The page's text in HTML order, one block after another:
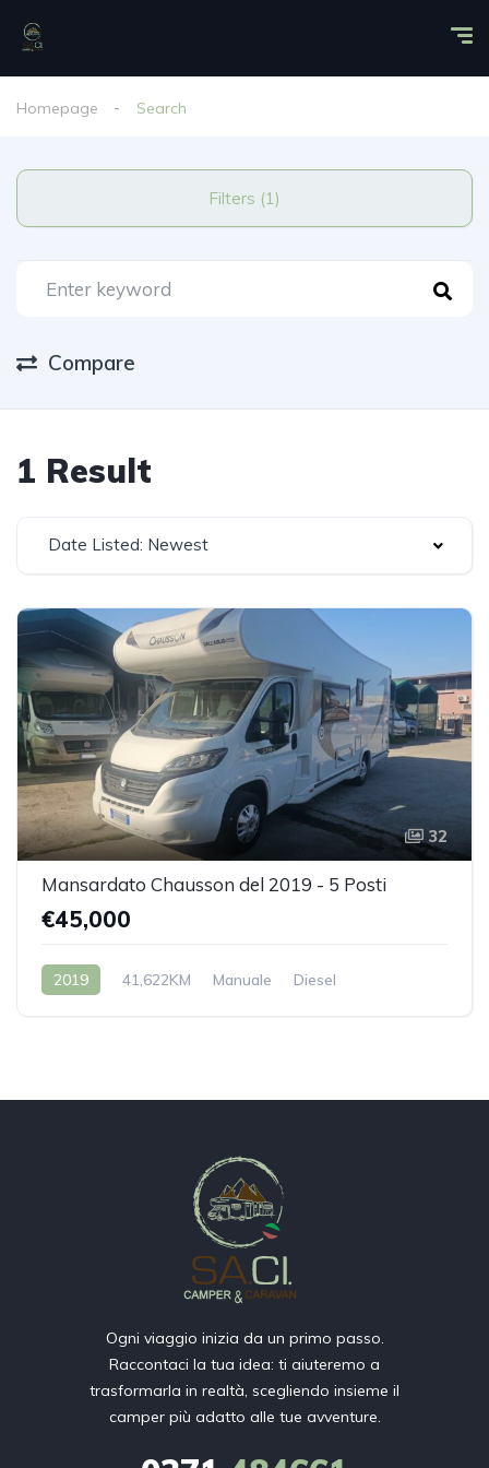
Homepage Search
Filters (1)
Compare
1 Result
Date Listed: Newest
32
Mansardato Chausson del 2019 - 5 Posti
€45,000
2019 41,622KM Manuale Diesel
Ogni viaggio inizia da un primo passo.
Raccontaci la tua idea: ti aiuteremo a
trasformarla in realtà, scegliendo insieme il
camper più adatto alle tue avventure.